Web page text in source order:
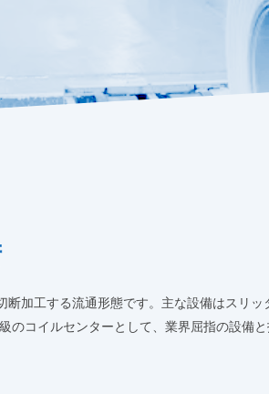
加工する流通形態です。主な設備はスリッ
のコイルセンターとして、業界屈指の設備